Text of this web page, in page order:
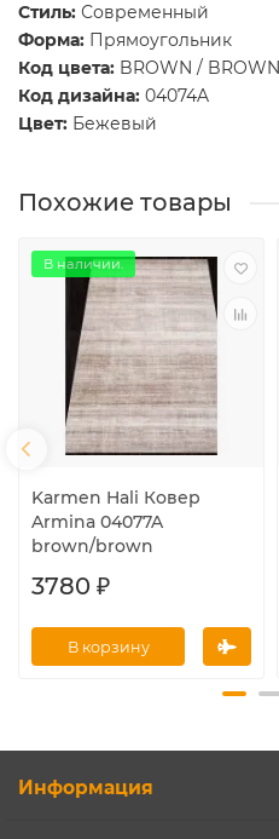
Стиль: Современный
Форма: Прямоугольник
Код цвета: BROWN / BROWN
Код дизайна: 04074A
Цвет: Бежевый
Похожие товары
В наличии.
Karmen Hali Ковер
Armina 04077A
brown/brown
3780 ₽
В корзину
Информация